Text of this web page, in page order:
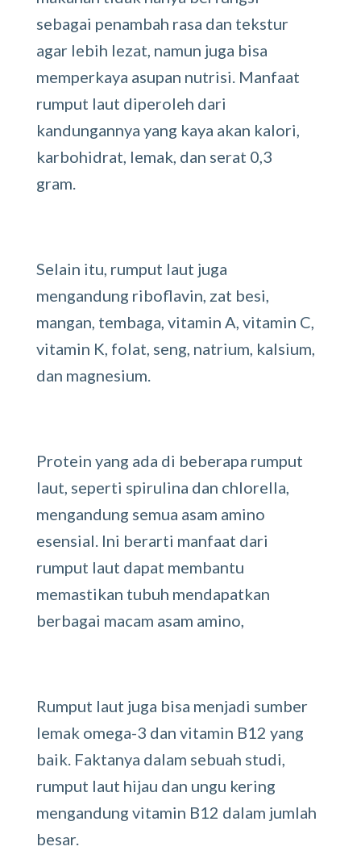
sebagai penambah rasa dan tekstur
agar lebih lezat, namun juga bisa
memperkaya asupan nutrisi. Manfaat
rumput laut diperoleh dari
kandungannya yang kaya akan kalori,
karbohidrat, lemak, dan serat 0,3
gram.
Selain itu, rumput laut juga
mengandung riboflavin, zat besi,
mangan, tembaga, vitamin A, vitamin C,
vitamin K, folat, seng, natrium, kalsium,
dan magnesium.
Protein yang ada di beberapa rumput
laut, seperti spirulina dan chlorella,
mengandung semua asam amino
esensial. Ini berarti manfaat dari
rumput laut dapat membantu
memastikan tubuh mendapatkan
berbagai macam asam amino,
Rumput laut juga bisa menjadi sumber
lemak omega-3 dan vitamin B12 yang
baik. Faktanya dalam sebuah studi,
rumput laut hijau dan ungu kering
mengandung vitamin B12 dalam jumlah
besar.